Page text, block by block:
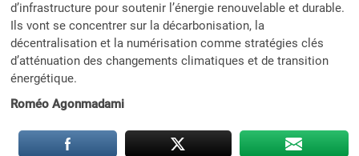
d’infrastructure pour soutenir l’énergie renouvelable et durable.
Ils vont se concentrer sur la décarbonisation, la
décentralisation et la numérisation comme stratégies clés
d’atténuation des changements climatiques et de transition
énergétique.
Roméo Agonmadami